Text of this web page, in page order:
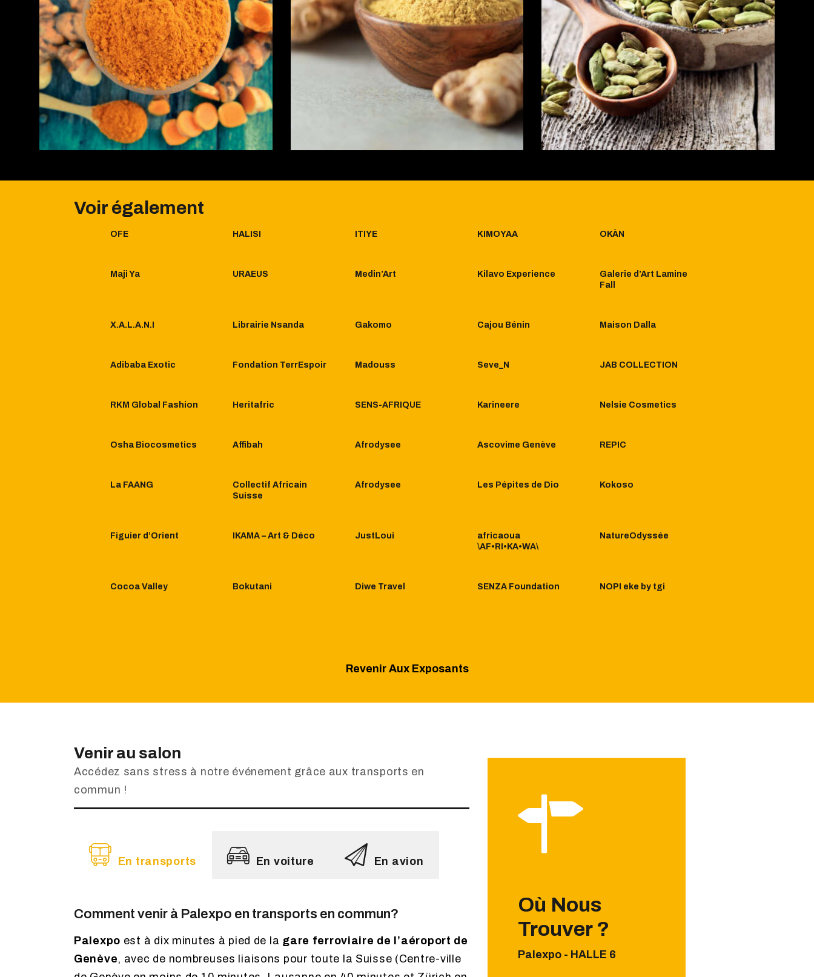
Voir également
OFE HALISI ITIYE KIMOYAA OKÀN
Maji Ya URAEUS Medin’Art Kilavo Experience
Galerie d’Art Lamine
Fall​
X.A.L.A.N.I Librairie Nsanda Gakomo Cajou Bénin Maison Dalla
Adibaba Exotic Fondation TerrEspoir Madouss Seve_N JAB COLLECTION
RKM Global Fashion Heritafric SENS-AFRIQUE Karineere Nelsie Cosmetics
Osha Biocosmetics Affibah Afrodysee Ascovime Genève REPIC
La FAANG
Collectif Africain
Suisse
Afrodysee Les Pépites de Dio Kokoso
Figuier d’Orient IKAMA – Art & Déco JustLoui
africaoua
\AF•RI•KA•WA\
NatureOdyssée
Cocoa Valley Bokutani Diwe Travel SENZA Foundation NOPI eke by tgi
Revenir Aux Exposants
Venir au salon
Accédez sans stress à notre événement grâce aux transports en
commun !
En transports En voiture En avion
Comment venir à Palexpo en transports en commun?
Palexpo est à dix minutes à pied de la gare ferroviaire de l’aéroport de
Genève, avec de nombreuses liaisons pour toute la Suisse (Centre-ville
Où Nous
Trouver ?
Palexpo - HALLE 6